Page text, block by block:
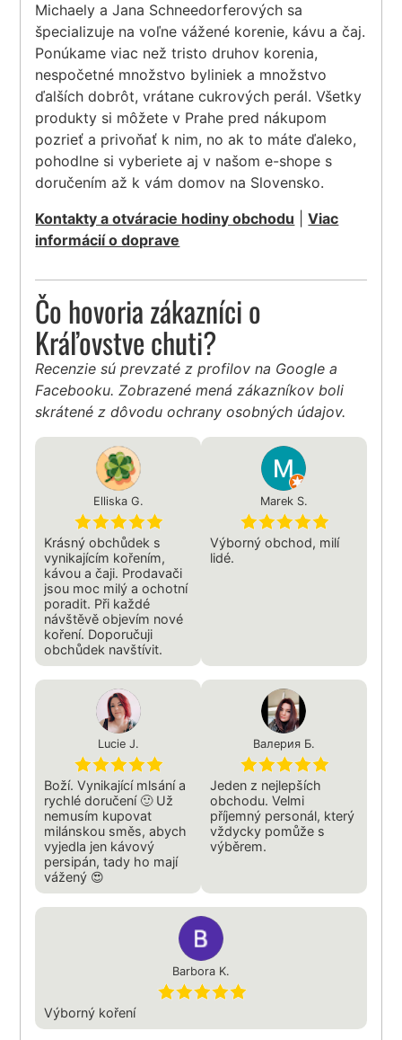
Michaely a Jana Schneedorferových sa
špecializuje na voľne vážené korenie, kávu a čaj.
Ponúkame viac než tristo druhov korenia,
nespočetné množstvo byliniek a množstvo
ďalších dobrôt, vrátane cukrových perál. Všetky
produkty si môžete v Prahe pred nákupom
pozrieť a privoňať k nim, no ak to máte ďaleko,
pohodlne si vyberiete aj v našom e-shope s
doručením až k vám domov na Slovensko.
Kontakty a otváracie hodiny obchodu |Viac
informácií o doprave
Čo hovoria zákazníci o
Kráľovstve chuti?
Recenzie sú prevzaté z profilov na Google a
Facebooku. Zobrazené mená zákazníkov boli
skrátené z dôvodu ochrany osobných údajov.
Elliska G.
Krásný obchůdek s
vynikajícím kořením,
kávou a čaji. Prodavači
jsou moc milý a ochotní
poradit. Při každé
návštěvě objevím nové
koření. Doporučuji
obchůdek navštívit.
Marek S.
Výborný obchod, milí
lidé.
Lucie J.
Boží. Vynikající mlsání a
rychlé doručení 🙂 Už
nemusím kupovat
milánskou směs, abych
vyjedla jen kávový
persipán, tady ho mají
vážený 😍
Валерия Б.
Jeden z nejlepších
obchodu. Velmi
příjemný personál, který
vždycky pomůže s
výběrem.
Barbora K.
Výborný koření